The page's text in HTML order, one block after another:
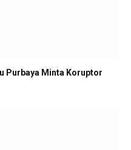
Purbaya Minta Koruptor